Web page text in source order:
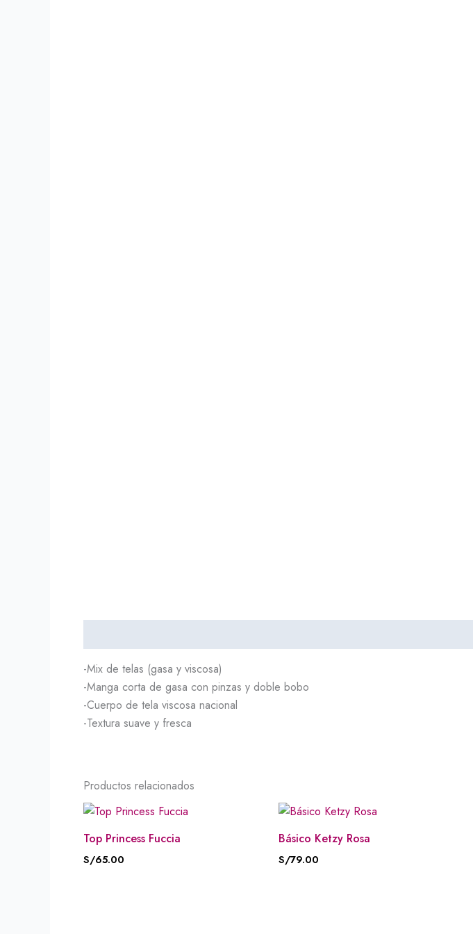
-Mix de telas (gasa y viscosa)
-Manga corta de gasa con pinzas y doble bobo
-Cuerpo de tela viscosa nacional
-Textura suave y fresca
Productos relacionados
Top Princess Fuccia
S/65.00
Básico Ketzy Rosa
S/79.00